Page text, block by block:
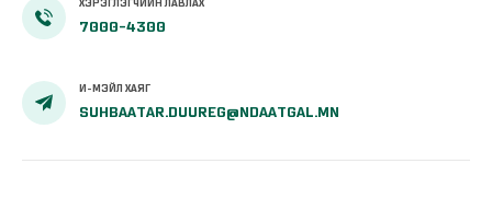
7000-4300
И-МЭЙЛ ХАЯГ
SUHBAATAR.DUUREG@NDAATGAL.MN